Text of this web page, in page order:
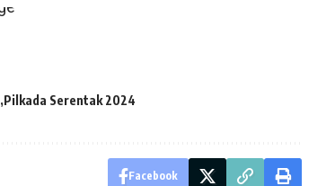
Pilkada Serentak 2024
Facebook